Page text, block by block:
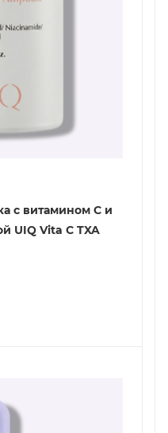
с витамином С и
UIQ Vita C TXA